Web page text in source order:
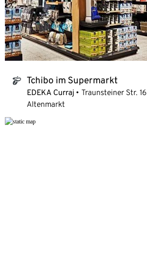
tchibo_logo Tchibo im Supermarkt
EDEKA Curraj Traunsteiner Str. 16
Altenmarkt